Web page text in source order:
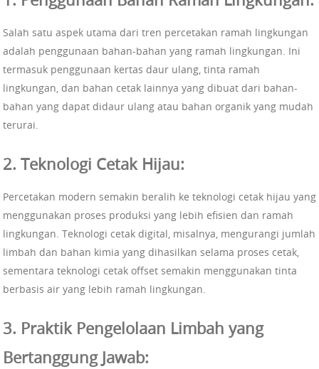
Salah satu aspek utama dari tren percetakan ramah lingkungan
adalah penggunaan bahan-bahan yang ramah lingkungan. Ini
termasuk penggunaan kertas daur ulang, tinta ramah
lingkungan, dan bahan cetak lainnya yang dibuat dari bahan-
bahan yang dapat didaur ulang atau bahan organik yang mudah
terurai.
2. Teknologi Cetak Hijau:
Percetakan modern semakin beralih ke teknologi cetak hijau yang
menggunakan proses produksi yang lebih efisien dan ramah
lingkungan. Teknologi cetak digital, misalnya, mengurangi jumlah
limbah dan bahan kimia yang dihasilkan selama proses cetak,
sementara teknologi cetak offset semakin menggunakan tinta
berbasis air yang lebih ramah lingkungan.
3. Praktik Pengelolaan Limbah yang
Bertanggung Jawab: